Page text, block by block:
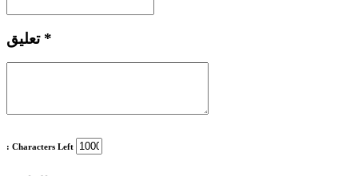
تعليق *
: Characters Left